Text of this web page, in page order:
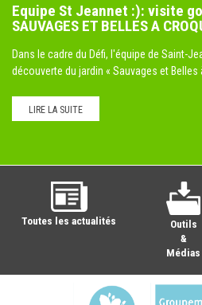
Equipe St Jeannet :): visite
SAUVAGES ET BELLES A
Dans le cadre du Défi, l'équipe de Saint-
découverte du jardin « Sauvages et Belles
LIRE LA SUITE
Toutes les actualités
Outils
&
Médias